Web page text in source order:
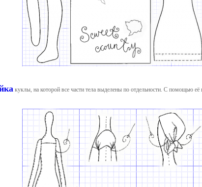
куклы, на которой все части тела выделены по отдельности. С помощью